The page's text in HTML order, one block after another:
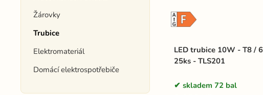
Žárovky
Trubice
Elektromateriál
Domácí elektrospotřebiče
LED trubice 10W - T8 /
25ks - TLS201
skladem 72 bal